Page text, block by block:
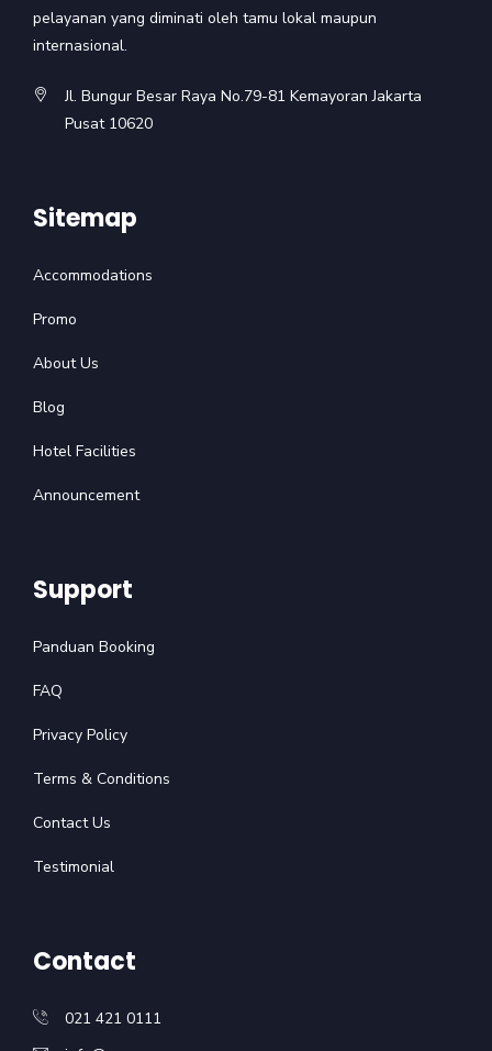
pelayanan yang diminati oleh tamu lokal maupun
internasional.
Jl. Bungur Besar Raya No.79-81 Kemayoran Jakarta
Pusat 10620
Sitemap
Accommodations
Promo
About Us
Blog
Hotel Facilities
Announcement
Support
Panduan Booking
FAQ
Privacy Policy
Terms & Conditions
Contact Us
Testimonial
Contact
021 421 0111